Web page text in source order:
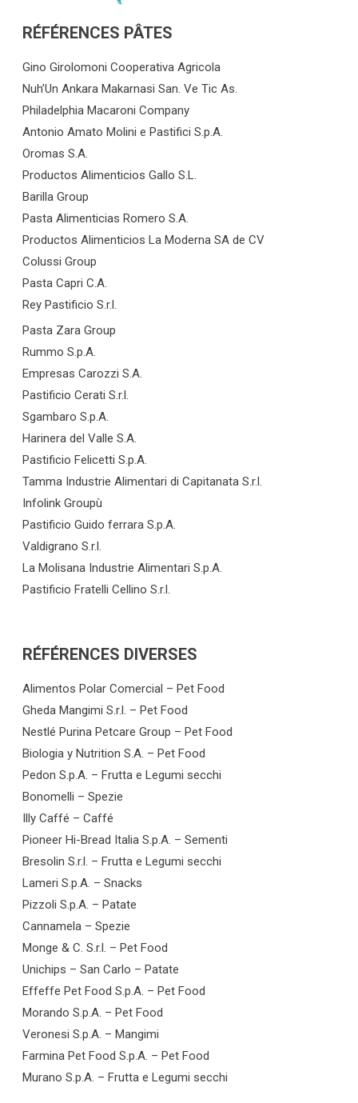
RÉFÉRENCES PÂTES
Gino Girolomoni Cooperativa Agricola
Nuh’Un Ankara Makarnasi San. Ve Tic As.
Philadelphia Macaroni Company
Antonio Amato Molini e Pastifici S.p.A.
Oromas S.A.
Productos Alimenticios Gallo S.L.
Barilla Group
Pasta Alimenticias Romero S.A.
Productos Alimenticios La Moderna SA de CV
Colussi Group
Pasta Capri C.A.
Rey Pastificio S.r.l.
Pasta Zara Group
Rummo S.p.A.
Empresas Carozzi S.A.
Pastificio Cerati S.r.l.
Sgambaro S.p.A.
Harinera del Valle S.A.
Pastificio Felicetti S.p.A.
Tamma Industrie Alimentari di Capitanata S.r.l.
Infolink Groupù
Pastificio Guido ferrara S.p.A.
Valdigrano S.r.l.
La Molisana Industrie Alimentari S.p.A.
Pastificio Fratelli Cellino S.r.l.
RÉFÉRENCES DIVERSES
Alimentos Polar Comercial – Pet Food
Gheda Mangimi S.r.l. – Pet Food
Nestlé Purina Petcare Group – Pet Food
Biologia y Nutrition S.A. – Pet Food
Pedon S.p.A. – Frutta e Legumi secchi
Bonomelli – Spezie
Illy Caffé – Caffé
Pioneer Hi-Bread Italia S.p.A. – Sementi
Bresolin S.r.l. – Frutta e Legumi secchi
Lameri S.p.A. – Snacks
Pizzoli S.p.A. – Patate
Cannamela – Spezie
Monge & C. S.r.l. – Pet Food
Unichips – San Carlo – Patate
Effeffe Pet Food S.p.A. – Pet Food
Morando S.p.A. – Pet Food
Veronesi S.p.A. – Mangimi
Farmina Pet Food S.p.A. – Pet Food
Murano S.p.A. – Frutta e Legumi secchi